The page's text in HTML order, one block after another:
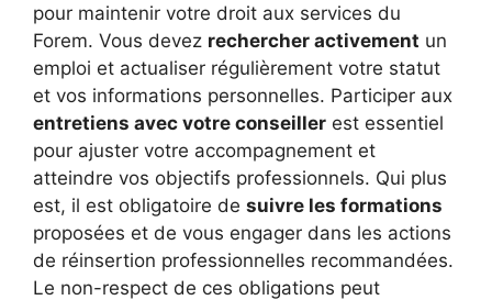
pour maintenir votre droit aux services du
Forem. Vous devez rechercher activement un
emploi et actualiser régulièrement votre statut
et vos informations personnelles. Participer aux
entretiens avec votre conseiller est essentiel
pour ajuster votre accompagnement et
atteindre vos objectifs professionnels. Qui plus
est, il est obligatoire de suivre les formations
proposées et de vous engager dans les actions
de réinsertion professionnelles recommandées.
Le non-respect de ces obligations peut